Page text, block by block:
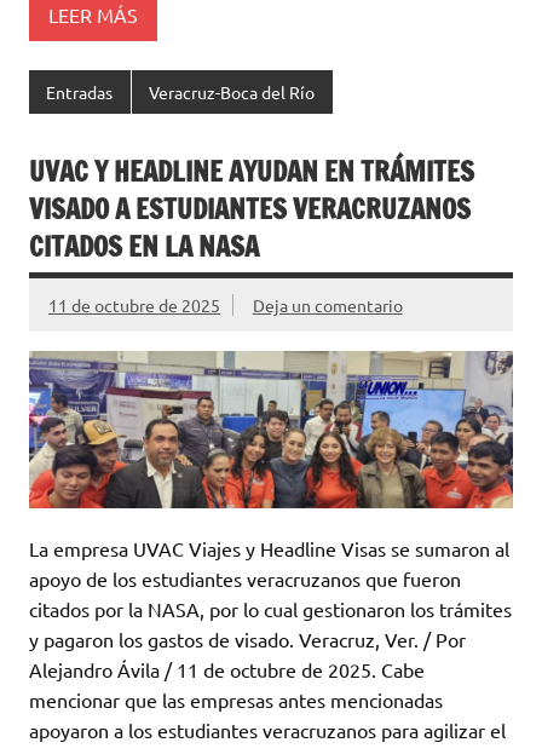
LEER MÁS
Entradas Veracruz-Boca del Río
UVAC Y HEADLINE AYUDAN EN TRÁMITES
VISADO A ESTUDIANTES VERACRUZANOS
CITADOS EN LA NASA
11 de octubre de 2025 Deja un comentario
La empresa UVAC Viajes y Headline Visas se sumaron al
apoyo de los estudiantes veracruzanos que fueron
citados por la NASA, por lo cual gestionaron los trámites
y pagaron los gastos de visado. Veracruz, Ver. / Por
Alejandro Ávila / 11 de octubre de 2025. Cabe
mencionar que las empresas antes mencionadas
apoyaron a los estudiantes veracruzanos para agilizar el